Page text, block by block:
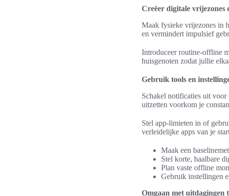
Creëer digitale vrijezones
Maak fysieke vrijezones in
en vermindert impulsief
Introduceer routine-offline
huisgenoten zodat jullie
Gebruik tools en
Schakel notificaties uit voor
uitzetten voorkom je
Stel app-limieten in of
verleidelijke apps van je
Maak een
Stel korte, haalbare
Plan vaste offline
Gebruik instellingen
Omgaan met uitdagingen